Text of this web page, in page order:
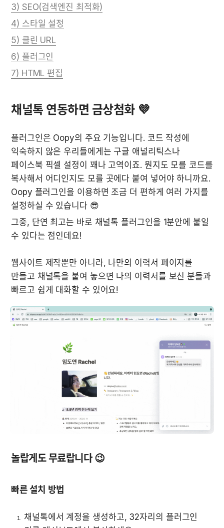
3) SEO(검색엔진 최적화)
4) 스타일 설정
5) 클린 URL
6) 플러그인
7) HTML 편집
채널톡 연동하면 금상첨화 💜
플러그인은 Oopy의 주요 기능입니다. 코드 작성에
익숙하지 않은 우리들에게는 구글 애널리틱스나
페이스북 픽셀 설정이 꽤나 고역이죠. 뭔지도 모를 코드를
복사해서 어디인지도 모를 곳에다 붙여 넣어야 하니까요.
Oopy 플러그인을 이용하면 조금 더 편하게 여러 가지를
설정하실 수 있습니다 😎
그중, 단연 최고는 바로 채널톡 플러그인을 1분안에 붙일
수 있다는 점인데요!
웹사이트 제작뿐만 아니라, 나만의 이력서 페이지를
만들고 채널톡을 붙여 놓으면 나의 이력서를 보신 분들과
빠르고 쉽게 대화할 수 있어요!
놀랍게도 무료랍니다 😉
빠른 설치 방법
채널톡에서 계정을 생성하고, 32자리의 플러그인